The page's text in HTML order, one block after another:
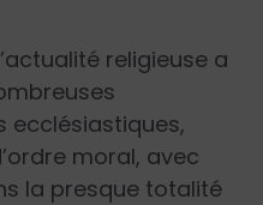
religieuse a
ecclésiastiques,
moral, avec
la presque totalité